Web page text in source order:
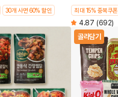
30개 사면 60% 할인 최대 15% 중복쿠폰
4.87 (692)
골라담기